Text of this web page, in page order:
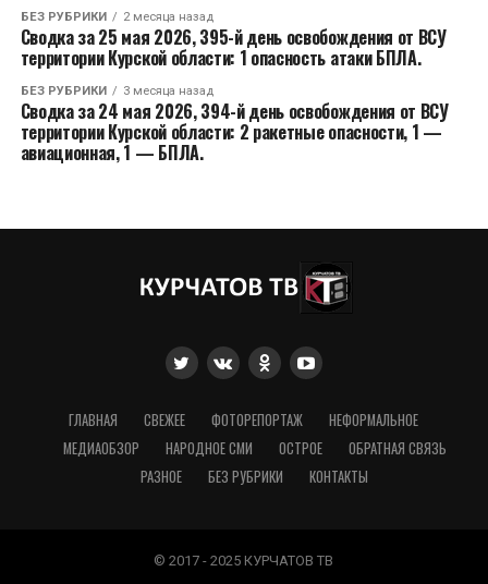
БЕЗ РУБРИКИ 2 месяца назад
Сводка за 25 мая 2026, 395-й день освобождения от ВСУ
территории Курской области: 1 опасность атаки БПЛА.
БЕЗ РУБРИКИ 3 месяца назад
Сводка за 24 мая 2026, 394-й день освобождения от ВСУ
территории Курской области: 2 ракетные опасности, 1 —
авиационная, 1 — БПЛА.
ГЛАВНАЯ СВЕЖЕЕ ФОТОРЕПОРТАЖ
НЕФОРМАЛЬНОЕ
МЕДИАОБЗОР
НАРОДНОЕ СМИ ОСТРОЕ
ОБРАТНАЯ СВЯЗЬ
РАЗНОЕ
БЕЗ РУБРИКИ КОНТАКТЫ
© 2017 - 2025 КУРЧАТОВ ТВ